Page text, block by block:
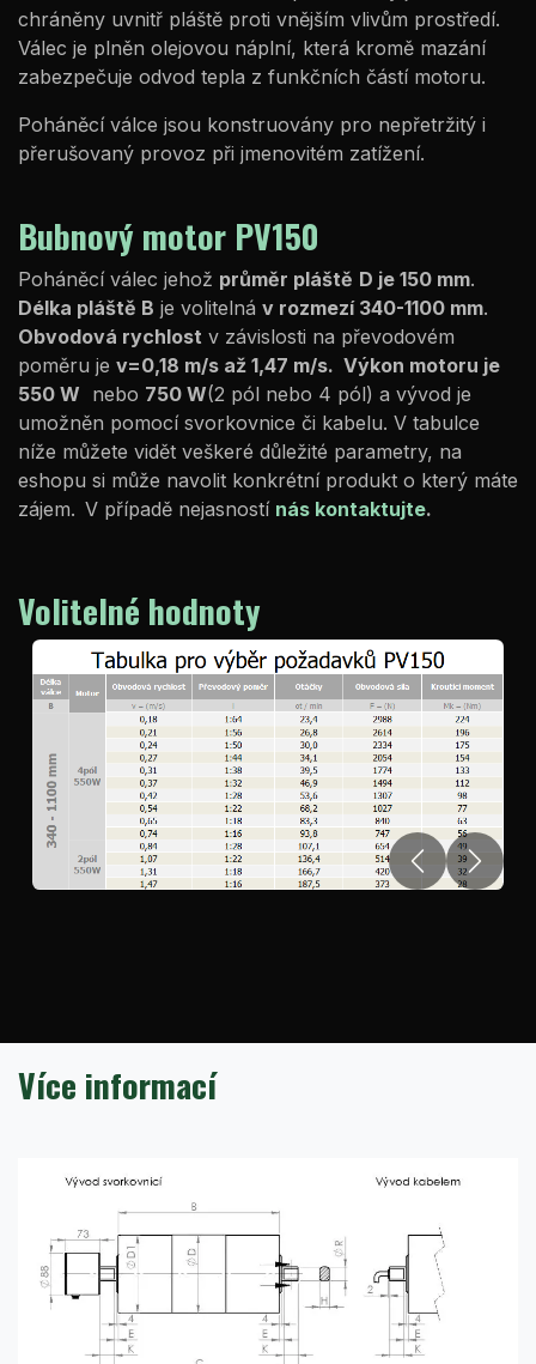
chráněny uvnitř pláště proti vnějším vlivům prostředí.
Válec je plněn olejovou náplní, která kromě mazání
zabezpečuje odvod tepla z funkčních částí motoru.
Poháněcí válce jsou konstruovány pro nepřetržitý i
přerušovaný provoz při jmenovitém zatížení.
Bubnový motor PV150
Poháněcí válec jehož průměr pláště D je 150 mm.
Délka pláště B je volitelná v rozmezí 340-1100 mm.
Obvodová rychlost v závislosti na převodovém
poměru je v=0,18 m/s až 1,47 m/s. Výkon motoru je
550 W nebo 750 W(2 pól nebo 4 pól) a vývod je
umožněn pomocí svorkovnice či kabelu. V tabulce
níže můžete vidět veškeré důležité parametry, na
eshopu si může navolit konkrétní produkt o který máte
zájem. V případě nejasností nás kontaktujte.
Volitelné hodnoty
Předchozí
Další
Více informací